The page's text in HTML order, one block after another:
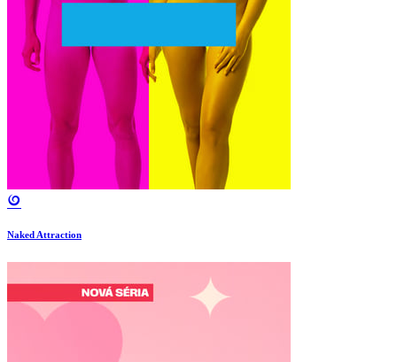
Naked Attraction